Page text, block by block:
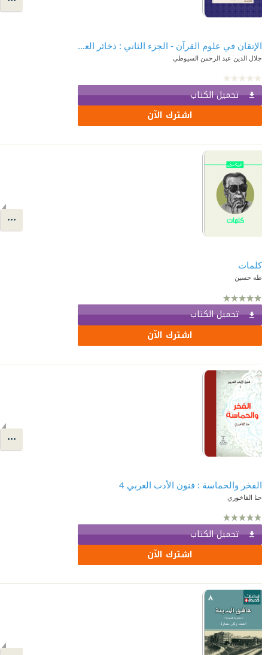
الإتقان في علوم القرآن - الجزء الثاني : ذخائر العرب 95
جلال الدين عبد الرحمن السيوطي
تحميل الكتاب
اشترك الآن
كلمات
طه حسين
تحميل الكتاب
اشترك الآن
الفخر والحماسة : فنون الأدب العربي 4
حنا الفاخوري
تحميل الكتاب
اشترك الآن